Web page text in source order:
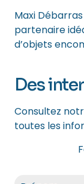
Maxi
partenaire
d’objets
Des
Consultez
toutes les